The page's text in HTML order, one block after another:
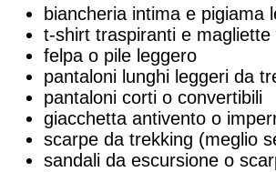
biancheria intima e pigiama
t-shirt traspiranti e magliette
felpa o pile leggero
pantaloni lunghi leggeri da
pantaloni corti o convertibili
giacchetta antivento o
scarpe da trekking (meglio
sandali da escursione o